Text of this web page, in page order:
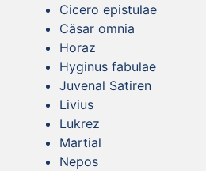
Cicero epistulae
Cäsar omnia
Horaz
Hyginus fabulae
Juvenal Satiren
Livius
Lukrez
Martial
Nepos